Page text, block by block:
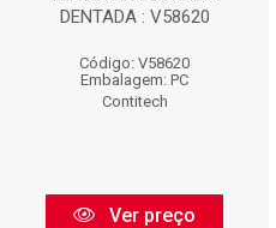
DENTADA : V58620
Código: V58620
Embalagem: PC
Contitech
Ver preço